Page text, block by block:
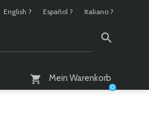
English ? Español ? Italiano ?
Mein Warenkorb
0